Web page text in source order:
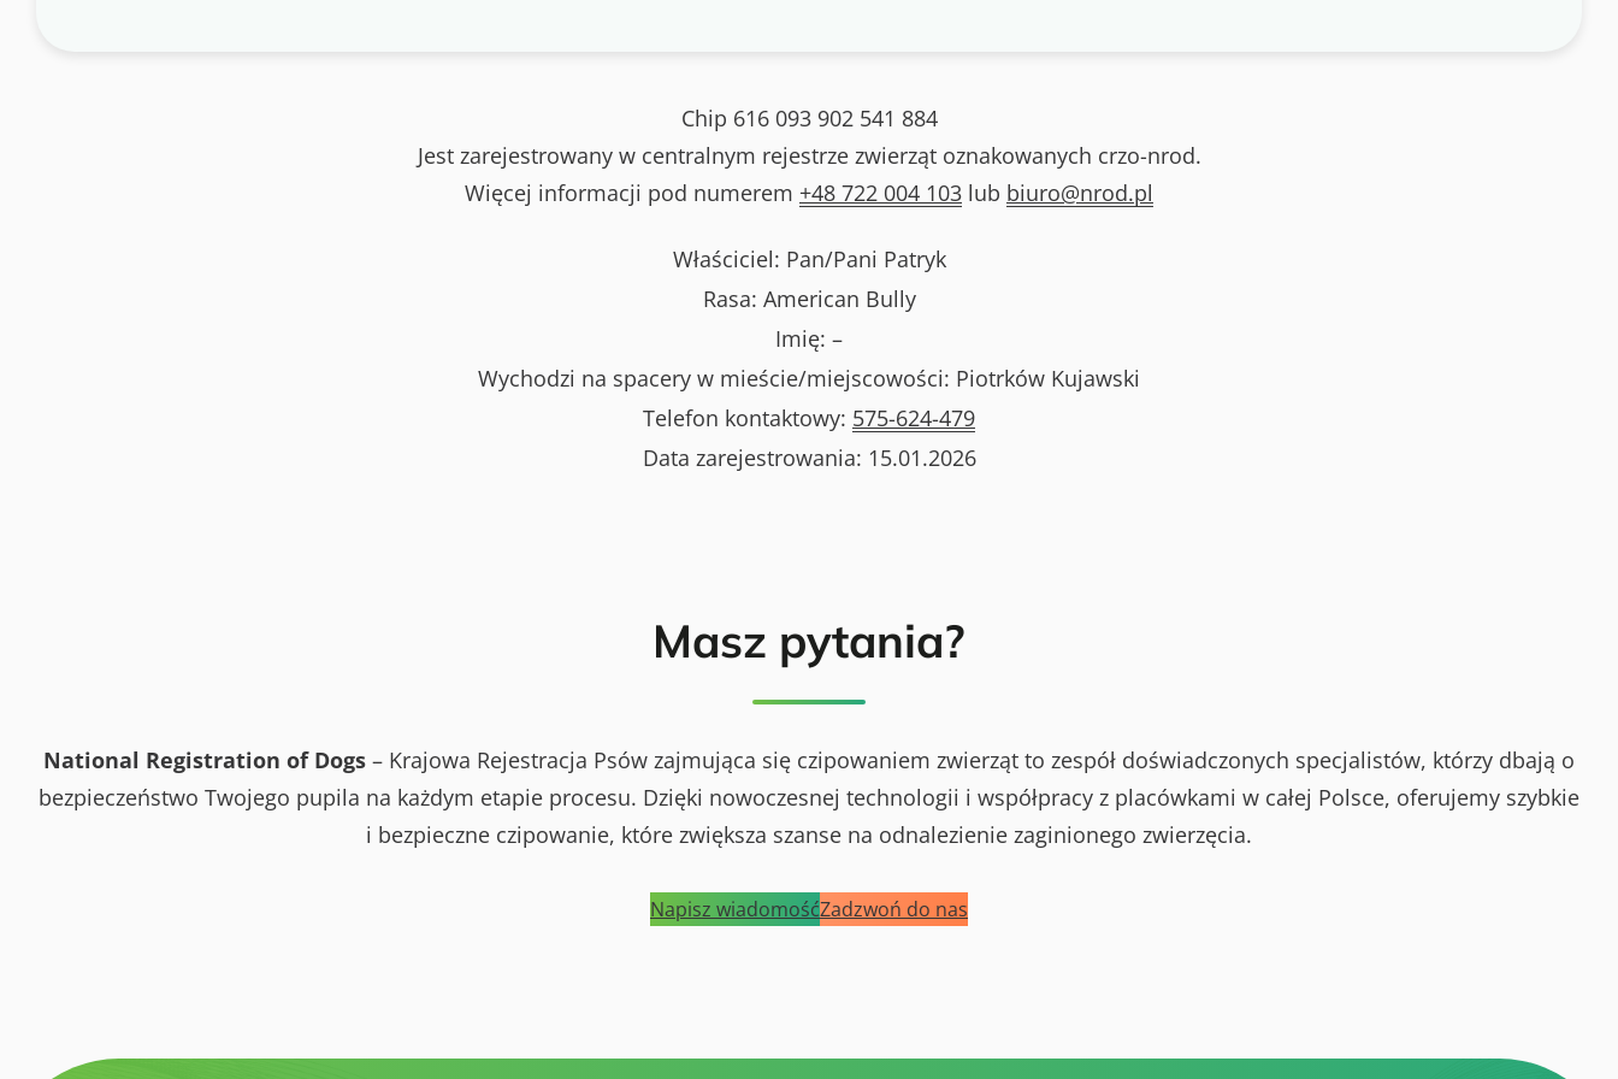
Chip 616 093 902 541 884
Jest zarejestrowany w centralnym rejestrze zwierząt oznakowanych crzo-nrod.
Więcej informacji pod numerem +48 722 004 103 lub biuro@nrod.pl
Właściciel: Pan/Pani Patryk
Rasa: American Bully
Imię: –
Wychodzi na spacery w mieście/miejscowości: Piotrków Kujawski
Telefon kontaktowy: 575-624-479
Data zarejestrowania: 15.01.2026
Masz pytania?
National Registration of Dogs – Krajowa Rejestracja Psów zajmująca się czipowaniem zwierząt to zespół doświadczonych specjalistów, którzy dbają o
bezpieczeństwo Twojego pupila na każdym etapie procesu. Dzięki nowoczesnej technologii i współpracy z placówkami w całej Polsce, oferujemy szybkie
i bezpieczne czipowanie, które zwiększa szanse na odnalezienie zaginionego zwierzęcia.
Napisz wiadomośćZadzwoń do nas